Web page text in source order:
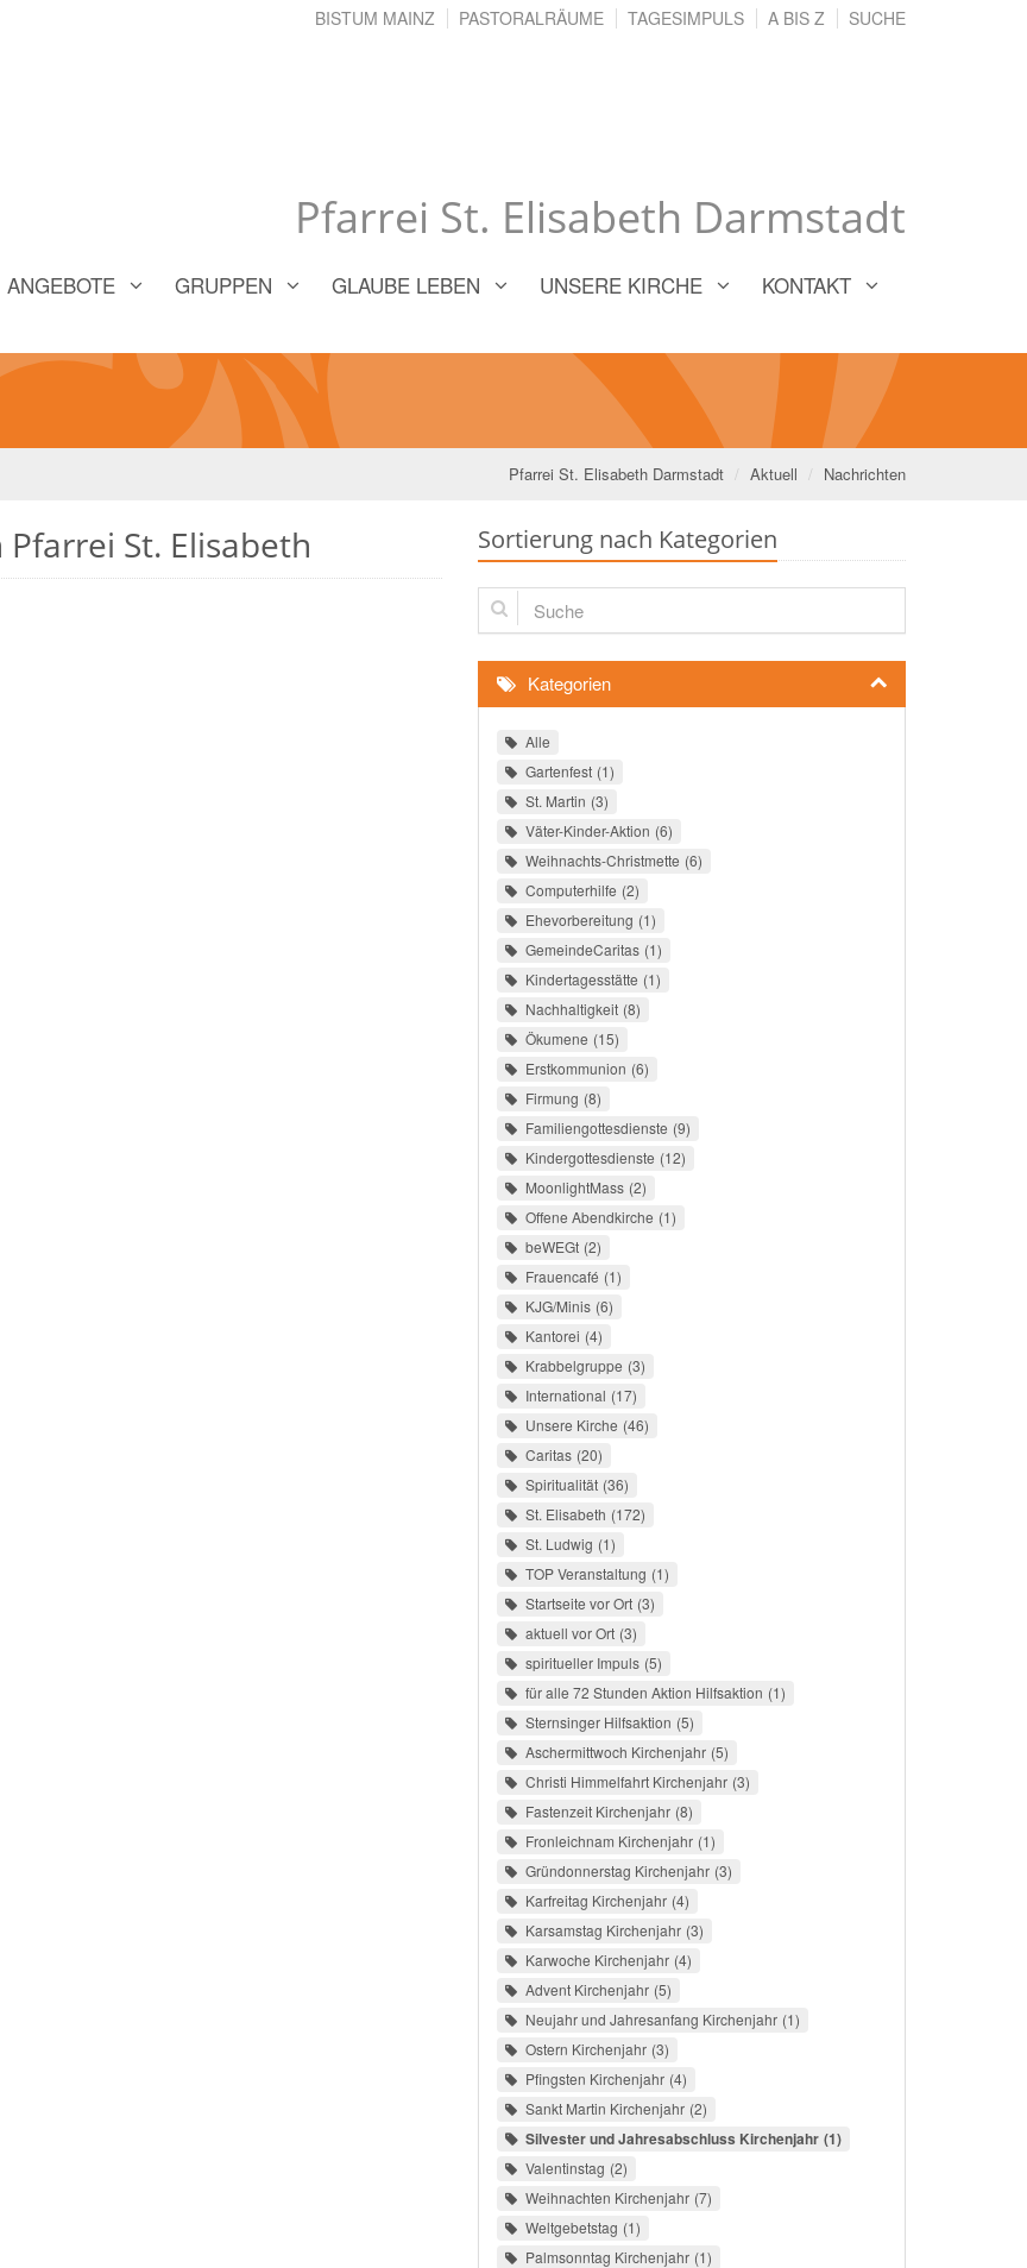
Pfarrei St. Elisabeth Darmstadt
BISTUM MAINZ PASTORALRÄUME TAGESIMPULS A BIS Z SUCHE
ANGEBOTE GRUPPEN GLAUBE LEBEN UNSERE KIRCHE KONTAKT
Pfarrei St. Elisabeth Darmstadt Aktuell Nachrichten
St. Elisabeth Sortierung nach Kategorien
Suche
Kategorien
Alle
Gartenfest 1
St. Martin 3
Väter-Kinder-Aktion 6
Weihnachts-Christmette 6
Computerhilfe 2
Ehevorbereitung 1
GemeindeCaritas 1
Kindertagesstätte 1
Nachhaltigkeit 8
Ökumene 15
Erstkommunion 6
Firmung 8
Familiengottesdienste 9
Kindergottesdienste 12
MoonlightMass 2
Offene Abendkirche 1
beWEGt 2
Frauencafé 1
KJG/Minis 6
Kantorei 4
Krabbelgruppe 3
International 17
Unsere Kirche 46
Caritas 20
Spiritualität 36
St. Elisabeth 172
St. Ludwig 1
TOP Veranstaltung 1
Startseite vor Ort 3
aktuell vor Ort 3
spiritueller Impuls 5
für alle 72 Stunden Aktion Hilfsaktion 1
Sternsinger Hilfsaktion 5
Aschermittwoch Kirchenjahr 5
Christi Himmelfahrt Kirchenjahr 3
Fastenzeit Kirchenjahr 8
Fronleichnam Kirchenjahr 1
Gründonnerstag Kirchenjahr 3
Karfreitag Kirchenjahr 4
Karsamstag Kirchenjahr 3
Karwoche Kirchenjahr 4
Advent Kirchenjahr 5
Neujahr und Jahresanfang Kirchenjahr 1
Ostern Kirchenjahr 3
Pfingsten Kirchenjahr 4
Sankt Martin Kirchenjahr 2
Silvester und Jahresabschluss Kirchenjahr 1
Valentinstag 2
Weihnachten Kirchenjahr 7
Weltgebetstag 1
Palmsonntag Kirchenjahr 1